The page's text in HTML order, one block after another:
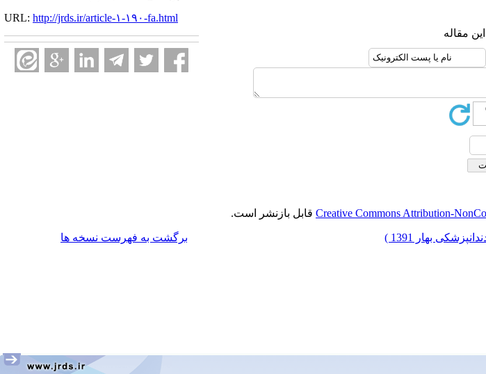
مقاله
URL: http://jrds.ir/article-۱-۱۹۰-fa.html
Creative Commons Attribution- قابل بازنشر است.
برگشت به فهرست نسخه ها